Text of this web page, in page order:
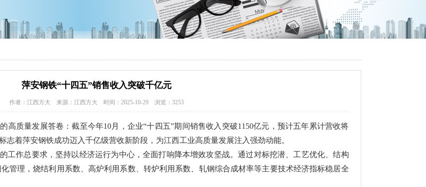
萍安钢铁“十四五”销售收入突破千亿元
作者：江西方大 来源：江西方大 时间：2025-10-29 浏览：3253
高质量发展答卷：截至今年10月，企业“十四五”期间销售收入突破1150亿元，预计五年累计营收将
志着萍安钢铁成功迈入千亿级营收新阶段，为江西工业高质量发展注入强劲动能。
工作总要求，坚持以经济运行为中心，全面打响降本增效攻坚战。通过对标挖潜、工艺优化、结构
管理，烧结利用系数、高炉利用系数、转炉利用系数、轧钢综合成材率等主要技术经济指标稳居全